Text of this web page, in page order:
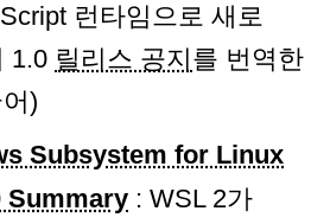
런타임으로 새로
1.0 릴리스 공지 를 번역한
)
Subsystem for Linux
Summary : WSL 2가